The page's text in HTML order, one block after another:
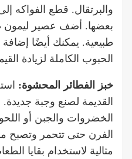
والبرتقال. قطع الفواكه
بعضها. أضف عصير ليمون
طبيعية. يمكنك أيضًا
الحبوب الكاملة لزيادة
خبز الفطائر المحشوة:
القديمة لصنع وجبة
الخضروات والجبن أو
الفرن حتى تتحمر وتصبح
مثالية لاستخدام بقايا